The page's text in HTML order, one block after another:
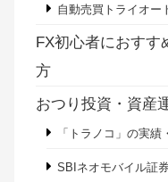
老後資金を用意！お
融資型クラウドファ
FXのリピート系注
ループイフダンの実
外為オンライン「iサ